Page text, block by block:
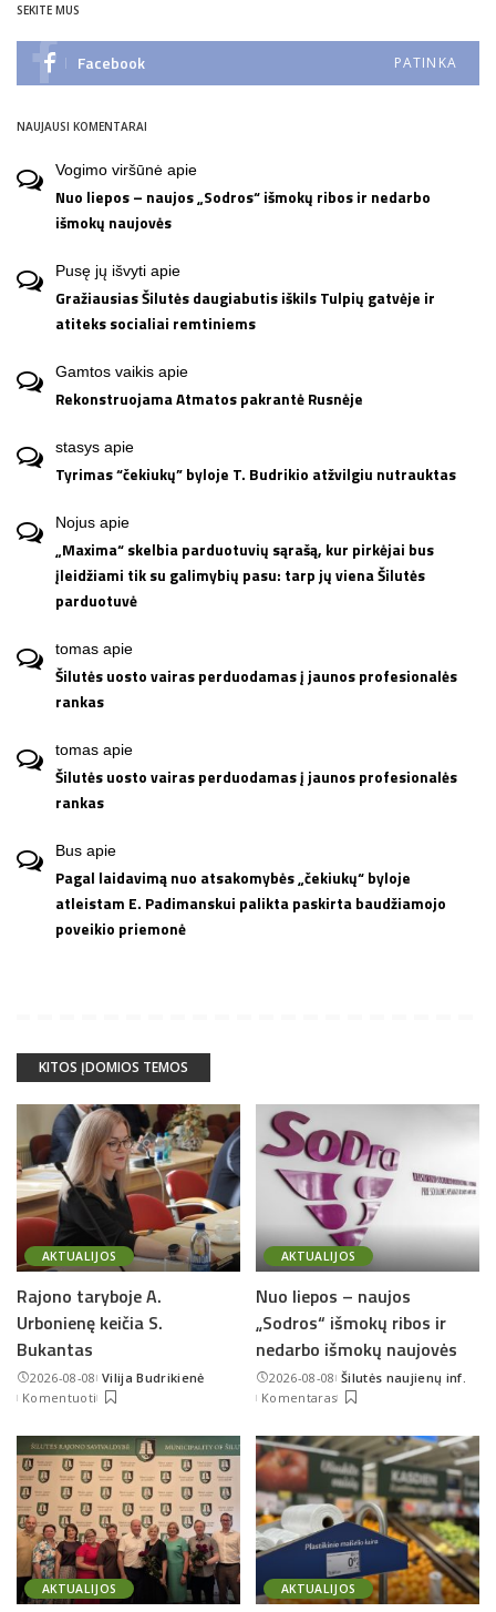
SEKITE MUS
Facebook PATINKA
NAUJAUSI KOMENTARAI
Vogimo viršūnė apie
Nuo liepos – naujos „Sodros“ išmokų ribos ir nedarbo
išmokų naujovės
Pusę jų išvyti apie
Gražiausias Šilutės daugiabutis iškils Tulpių gatvėje ir
atiteks socialiai remtiniems
Gamtos vaikis apie
Rekonstruojama Atmatos pakrantė Rusnėje
stasys apie
Tyrimas “čekiukų” byloje T. Budrikio atžvilgiu nutrauktas
Nojus apie
„Maxima“ skelbia parduotuvių sąrašą, kur pirkėjai bus
įleidžiami tik su galimybių pasu: tarp jų viena Šilutės
parduotuvė
tomas apie
Šilutės uosto vairas perduodamas į jaunos profesionalės
rankas
tomas apie
Šilutės uosto vairas perduodamas į jaunos profesionalės
rankas
Bus apie
Pagal laidavimą nuo atsakomybės „čekiukų“ byloje
atleistam E. Padimanskui palikta paskirta baudžiamojo
poveikio priemonė
KITOS ĮDOMIOS TEMOS
AKTUALIJOS
Rajono taryboje A.
Urbonienę keičia S.
Bukantas
2026-08-08Posted
by
Vilija Budrikienė
Komentuoti
AKTUALIJOS
Nuo liepos – naujos
„Sodros“ išmokų ribos ir
nedarbo išmokų naujovės
2026-08-08Posted
by
Šilutės naujienų inf.
Komentaras
AKTUALIJOS AKTUALIJOS